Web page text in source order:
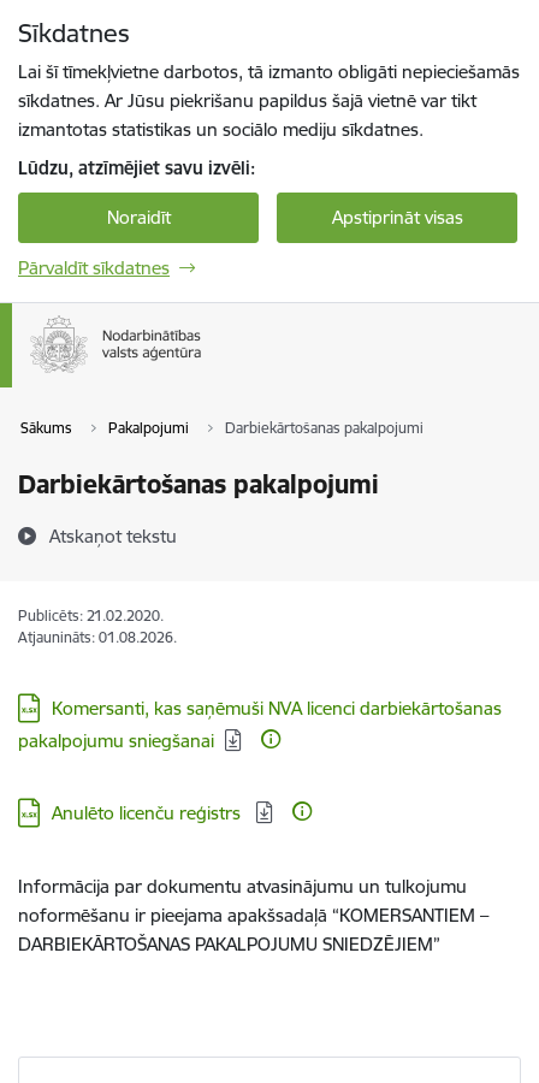
Sīkdatnes
Lai šī tīmekļvietne darbotos, tā izmanto obligāti nepieciešamās
sīkdatnes. Ar Jūsu piekrišanu papildus šajā vietnē var tikt
izmantotas statistikas un sociālo mediju sīkdatnes.
Lūdzu, atzīmējiet savu izvēli:
Noraidīt Apstiprināt visas
Pārvaldīt sīkdatnes
Sākums Pakalpojumi Darbiekārtošanas pakalpojumi
Darbiekārtošanas pakalpojumi
Atskaņot tekstu
Publicēts: 21.02.2020.
Atjaunināts: 01.08.2026.
Lejupielādēt:
Komersanti, kas saņēmuši NVA licenci darbiekārtošanas
pakalpojumu sniegšanai
Lejupielādēt:
Anulēto licenču reģistrs
Informācija par dokumentu atvasinājumu un tulkojumu
noformēšanu ir pieejama apakšsadaļā “KOMERSANTIEM –
DARBIEKĀRTOŠANAS PAKALPOJUMU SNIEDZĒJIEM”